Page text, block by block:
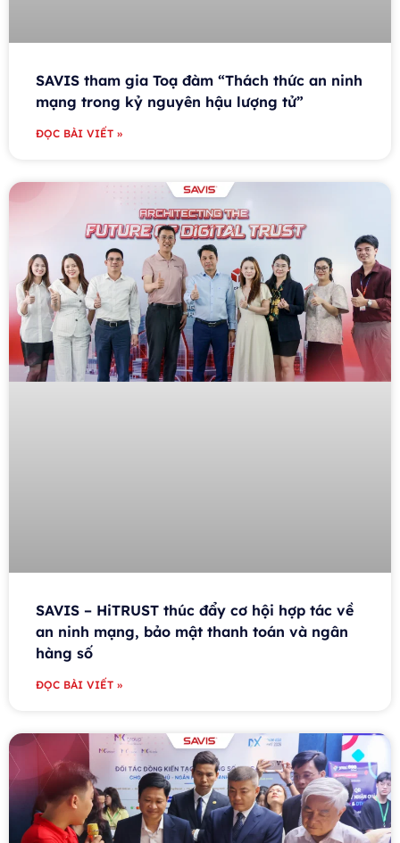
SAVIS tham gia Toạ đàm “Thách thức an ninh
mạng trong kỷ nguyên hậu lượng tử”
ĐỌC BÀI VIẾT »
SAVIS – HiTRUST thúc đẩy cơ hội hợp tác về
an ninh mạng, bảo mật thanh toán và ngân
hàng số
ĐỌC BÀI VIẾT »